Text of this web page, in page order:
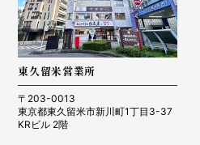
東久留米営業所
〒203-0013
東京都東久留米市新川町1丁目3-37
KRビル 2階